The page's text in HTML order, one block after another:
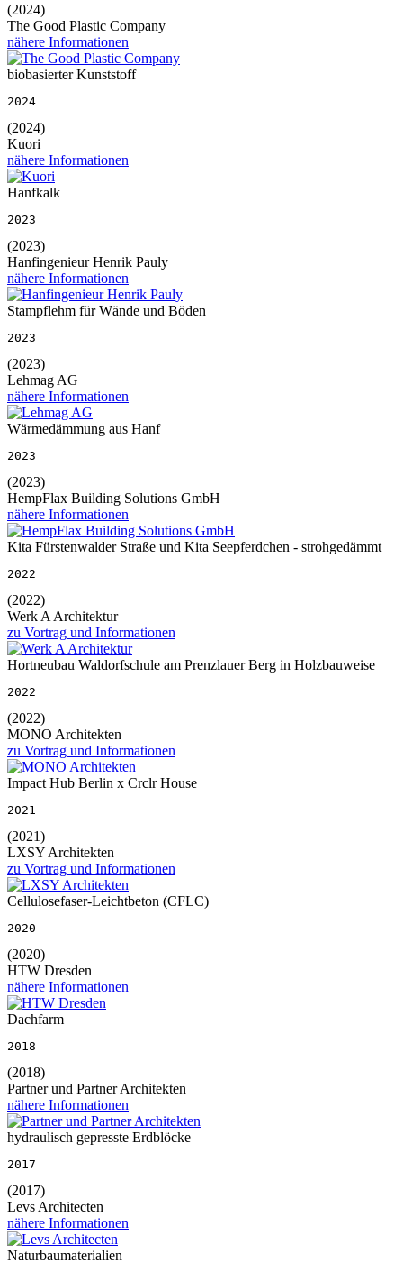
(2024)
The Good Plastic Company
nähere Informationen
biobasierter Kunststoff
2024
(2024)
Kuori
nähere Informationen
Hanfkalk
2023
(2023)
Hanfingenieur Henrik Pauly
nähere Informationen
Stampflehm für Wände und Böden
2023
(2023)
Lehmag AG
nähere Informationen
Wärmedämmung aus Hanf
2023
(2023)
HempFlax Building Solutions GmbH
nähere Informationen
Kita Fürstenwalder Straße und Kita Seepferdchen - strohgedämmt
2022
(2022)
Werk A Architektur
zu Vortrag und Informationen
Hortneubau Waldorfschule am Prenzlauer Berg in Holzbauweise
2022
(2022)
MONO Architekten
zu Vortrag und Informationen
Impact Hub Berlin x Crclr House
2021
(2021)
LXSY Architekten
zu Vortrag und Informationen
Cellulosefaser-Leichtbeton (CFLC)
2020
(2020)
HTW Dresden
nähere Informationen
Dachfarm
2018
(2018)
Partner und Partner Architekten
nähere Informationen
hydraulisch gepresste Erdblöcke
2017
(2017)
Levs Architecten
nähere Informationen
Naturbaumaterialien